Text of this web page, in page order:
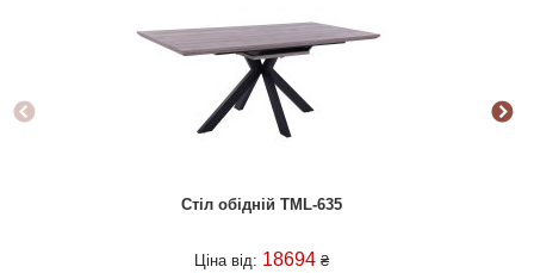
Стіл обідній TML-635
Ціна від: 18694 ₴